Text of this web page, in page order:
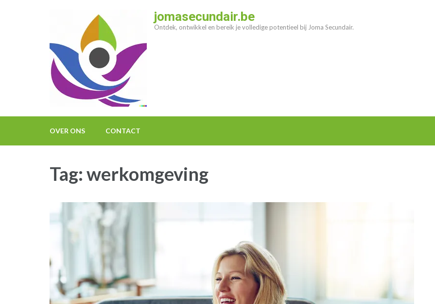
jomasecundair.be
Ontdek, ontwikkel en bereik je volledige potentieel bij Joma Secundair.
OVER ONS CONTACT
Tag:werkomgeving